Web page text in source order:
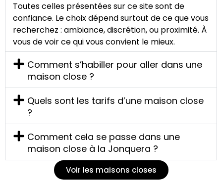
Toutes celles présentées sur ce site sont de
confiance. Le choix dépend surtout de ce que vous
recherchez : ambiance, discrétion, ou proximité. À
vous de voir ce qui vous convient le mieux.
Comment s’habiller pour aller dans une
maison close ?
Quels sont les tarifs d’une maison close
?
Comment cela se passe dans une
maison close à la Jonquera ?
Voir les maisons closes